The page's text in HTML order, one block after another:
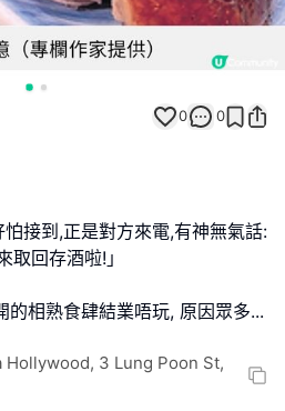
0 0
接到,正是對方來電,有神無氣話:
取回存酒啦!」
的相熟食肆結業唔玩, 原因眾多...
Hollywood, 3 Lung Poon St,